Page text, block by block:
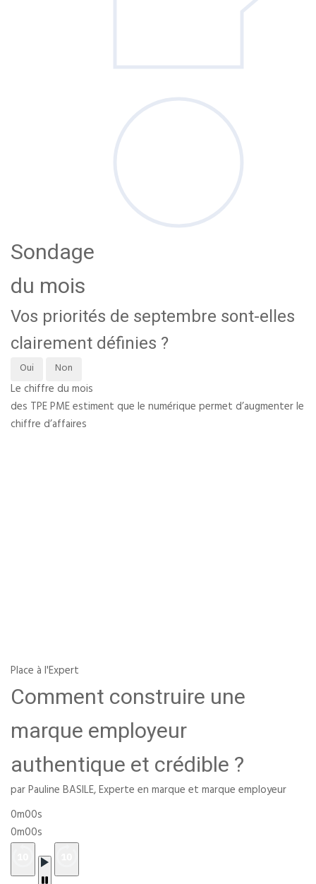
Sondage
du mois
Vos priorités de septembre sont-elles
clairement définies ?
Oui Non
Le chiffre du mois
des TPE PME estiment que le numérique permet d’augmenter le
chiffre d’affaires
Place à l'Expert
Comment construire une
marque employeur
authentique et crédible ?
par Pauline BASILE, Experte en marque et marque employeur
0m00s
0m00s